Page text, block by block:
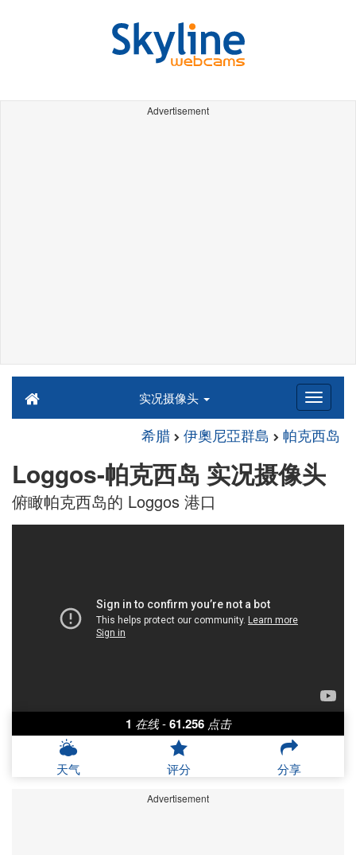
Advertisement
实况摄像头
希腊 伊奧尼亞群島 帕克西岛
Loggos-帕克西岛 实况摄像头
俯瞰帕克西岛的 Loggos 港口
1 在线 - 61.256 点击
天气 评分 分享
Advertisement